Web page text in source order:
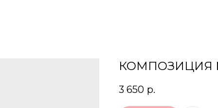
КОМПОЗИЦИЯ
3 650 р.